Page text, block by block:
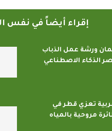
إقراء أيضاً في نفس
ورشة عمل الذباب
الذكاء الاصطناعي
تعزي قطر في
مروحية بالمياه